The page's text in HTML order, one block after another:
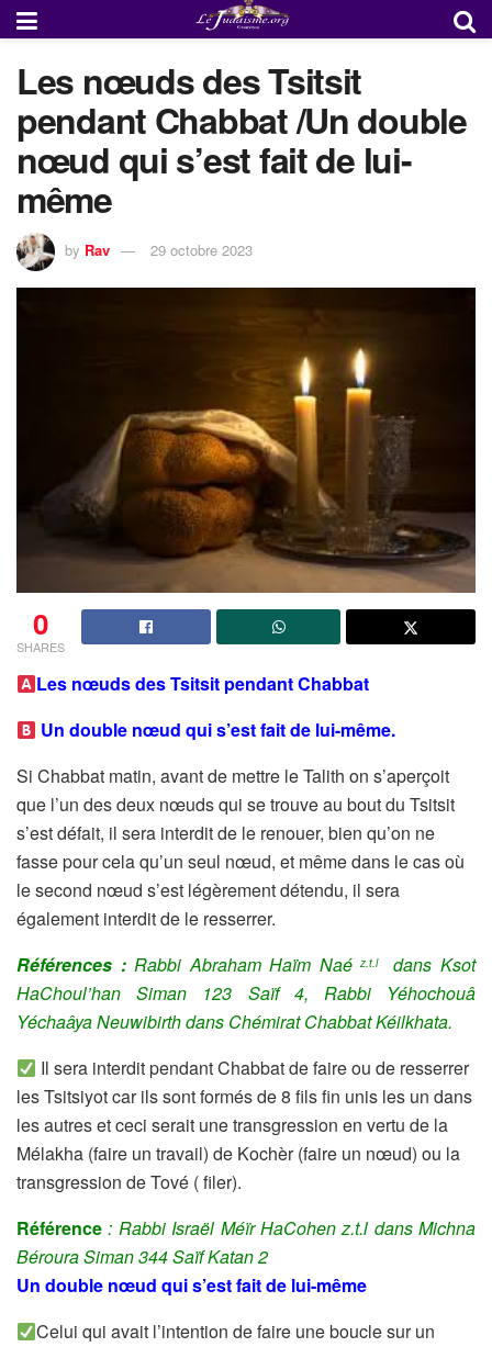
Les nœuds des Tsitsit
pendant Chabbat /Un double
nœud qui s’est fait de lui-
même
by Rav 29 octobre 2023
0
SHARES
Les nœuds des Tsitsit pendant Chabbat
Un double nœud qui s’est fait de lui-même.
Si Chabbat matin, avant de mettre le Talith on s’aperçoit
que l’un des deux nœuds qui se trouve au bout du Tsitsit
s’est défait, il sera interdit de le renouer, bien qu’on ne
fasse pour cela qu’un seul nœud, et même dans le cas où
le second nœud s’est légèrement détendu, il sera
également interdit de le resserrer.
Références :Rabbi Abraham Haïm Naé z.t.l dans Ksot
HaChoul’han Siman 123 Saïf 4, Rabbi Yéhochouâ
Yéchaâya Neuwibirth dans Chémirat Chabbat Kéilkhata.
Il sera interdit pendant Chabbat de faire ou de resserrer
les Tsitsiyot car ils sont formés de 8 fils fin unis les un dans
les autres et ceci serait une transgression en vertu de la
Mélakha (faire un travail) de Kochèr (faire un nœud) ou la
transgression de Tové ( filer).
Référence : Rabbi Israël Méïr HaCohen z.t.l dans Michna
Béroura Siman 344 Saïf Katan 2
Un double nœud qui s’est fait de lui-même
Celui qui avait l’intention de faire une boucle sur un